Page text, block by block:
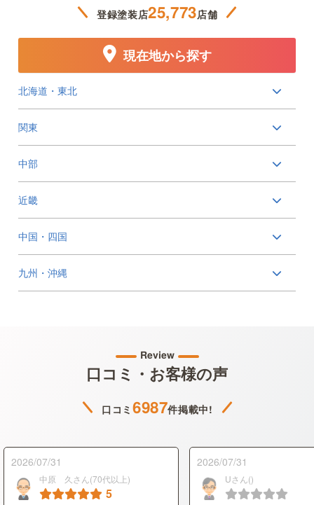
登録塗装店25,773店舗
北海道・東北
関東
中部
近畿
中国・四国
九州・沖縄
現在地から探す
Review
口コミ・お客様の声
口コミ6987件掲載中!
2026/07/31
中原 久さん(70代以上)
5
2026/07/31
Uさん()